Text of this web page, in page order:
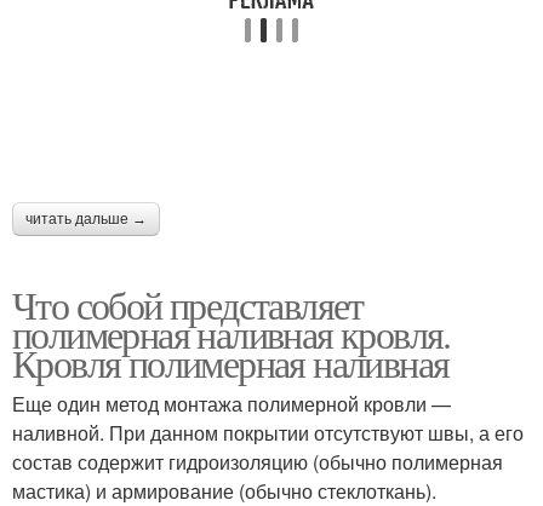
читать дальше →
Что собой представляет
полимерная наливная кровля.
Кровля полимерная наливная
Еще один метод монтажа полимерной кровли —
наливной. При данном покрытии отсутствуют швы, а его
состав содержит гидроизоляцию (обычно полимерная
мастика) и армирование (обычно стеклоткань).